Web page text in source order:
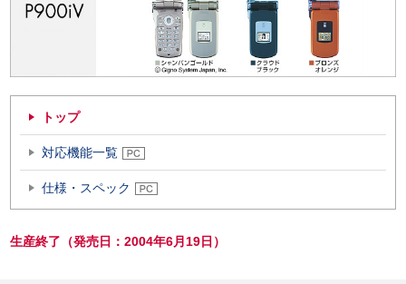
トップ
対応機能一覧
仕様・スペック
生産終了（発売日：2004年6月19日）